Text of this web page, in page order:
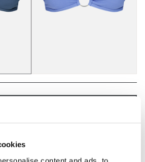
vor 12 Uhr MEZ (Montag bis
eingehen, werden noch am selben